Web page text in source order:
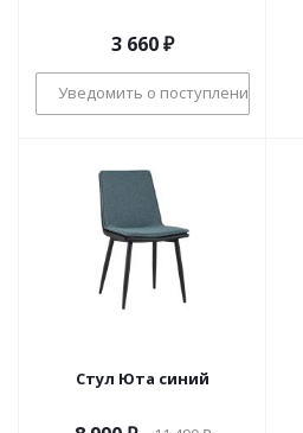
3 660₽
Уведомить о поступлении
Стул Юта синий